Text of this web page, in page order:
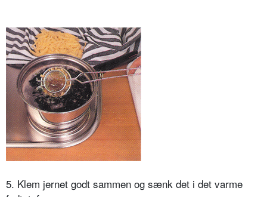
5. Klem jernet godt sammen og sænk det i det varme